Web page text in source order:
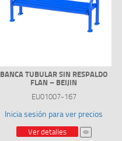
BANCA TUBULAR SIN RESPALDO
FLAN – BEIJIN
EU01007-167
Inicia sesión para ver precios
Ver detalles